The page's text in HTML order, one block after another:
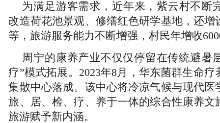
为满足游客需求，近年来，紫云村不断
改造荷花池景观、修缮红色研学基地，还增
等，旅游服务能力不断增强，村民年增收
周宁的康养产业不仅仅停留在传统避暑
疗”模式拓展。2023年8月，华东菌群生命
集散中心落成。该中心将冷凉气候与现代医
旅、居、检、疗、养于一体的综合性康养文
旅游赋予新内涵。